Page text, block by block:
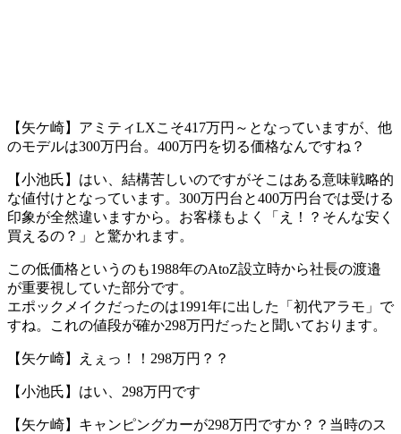
【矢ケ崎】アミティLXこそ417万円～となっていますが、他
のモデルは300万円台。400万円を切る価格なんですね？
【小池氏】はい、結構苦しいのですがそこはある意味戦略的
な値付けとなっています。300万円台と400万円台では受ける
印象が全然違いますから。お客様もよく「え！？そんな安く
買えるの？」と驚かれます。
この低価格というのも1988年のAtoZ設立時から社長の渡邉
が重要視していた部分です。
エポックメイクだったのは1991年に出した「初代アラモ」で
すね。これの値段が確か298万円だったと聞いております。
【矢ケ崎】えぇっ！！298万円？？
【小池氏】はい、298万円です
【矢ケ崎】キャンピングカーが298万円ですか？？当時のス